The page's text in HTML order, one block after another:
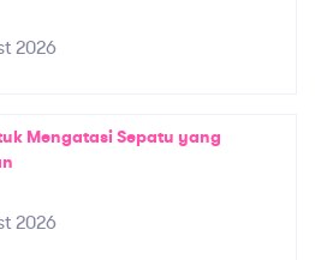
2026
Mengatasi Sepatu yang
2026